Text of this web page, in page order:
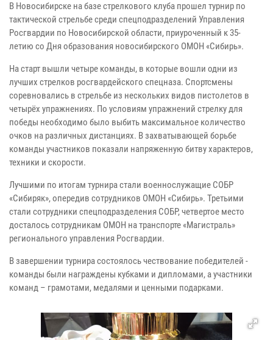
В Новосибирске на базе стрелкового клуба прошел турнир по
тактической стрельбе среди спецподразделений Управления
Росгвардии по Новосибирской области, приуроченный к 35-
летию со Дня образования новосибирского ОМОН «Сибирь».
На старт вышли четыре команды, в которые вошли одни из
лучших стрелков росгвардейского спецназа. Спортсмены
соревновались в стрельбе из нескольких видов пистолетов в
четырёх упражнениях. По условиям упражнений стрелку для
победы необходимо было выбить максимальное количество
очков на различных дистанциях. В захватывающей борьбе
команды участников показали напряженную битву характеров,
техники и скорости.
Лучшими по итогам турнира стали военнослужащие СОБР
«Сибиряк», опередив сотрудников ОМОН «Сибирь». Третьими
стали сотрудники спецподразделения СОБР, четвертое место
досталось сотрудникам ОМОН на транспорте «Магистраль»
регионального управления Росгвардии.
В завершении турнира состоялось чествование победителей -
команды были награждены кубками и дипломами, а участники
команд – грамотами, медалями и ценными подарками.